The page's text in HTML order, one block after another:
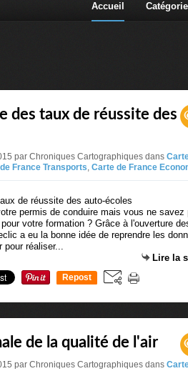
Accueil
des taux de réussite des
par Chroniques Cartographiques dans
France Transports, Carte de France
permis de conduire mais vous ne savez
votre formation ? Grâce à l'ouverture
a eu la bonne idée de reprendre les
pour réaliser...
Lire la
Repost
de la qualité de l'air
par Chroniques Cartographiques dans